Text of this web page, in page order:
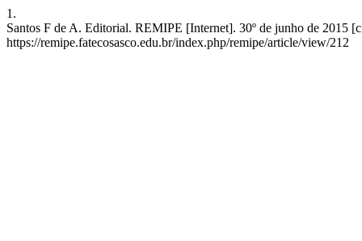
1.
Santos F de A. Editorial. REMIPE [Internet]. 30º de junho de 2015
https://remipe.fatecosasco.edu.br/index.php/remipe/article/view/212